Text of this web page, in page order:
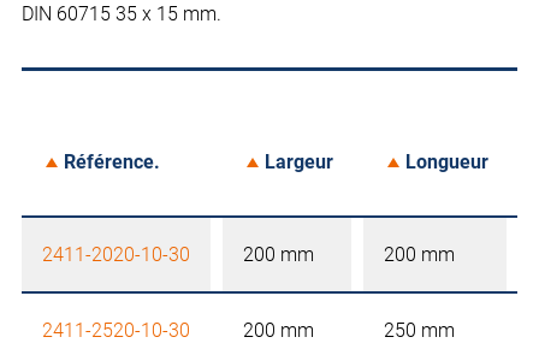
DIN 60715 35 x 15 mm.
Référence. Largeur Longueur
2411-2020-10-30 200 mm 200 mm
2411-2520-10-30 200 mm 250 mm